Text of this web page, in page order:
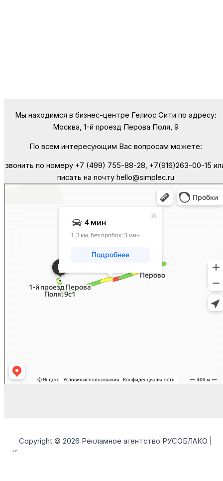
Мы находимся в бизнес-центре Гелиос Сити по адресу:
Москва, 1-й проезд Перова Поля, 9
По всем интересующим Вас вопросам можете:
звонить по номеру +7 (499) 755-88-28, +7(916)263-00-15
писать на почту hello@simplec.ru
Copyright © 2026 Рекламное агентство РУСОБЛАКО |
Контекстная, таргетированная реклама и продвижение в